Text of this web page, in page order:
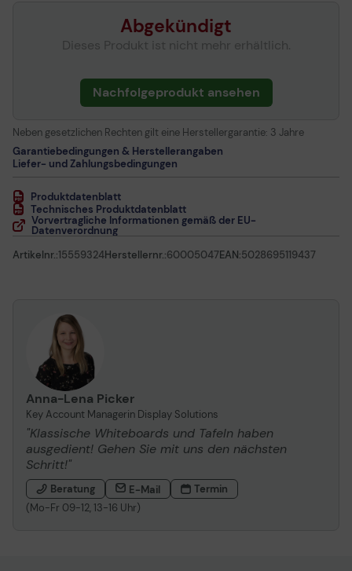
Abgekündigt
Dieses Produkt ist nicht mehr erhältlich.
Nachfolgeprodukt ansehen
Neben gesetzlichen Rechten gilt eine Herstellergarantie: 3 Jahre
Garantiebedingungen & Herstellerangaben
Liefer- und Zahlungsbedingungen
Produktdatenblatt
Technisches Produktdatenblatt
Vorvertragliche Informationen gemäß der EU-
Datenverordnung
Artikelnr.:15559324Herstellernr.:60005047EAN:5028695119437
Anna-Lena Picker
Key Account Managerin Display Solutions
"Klassische Whiteboards und Tafeln haben
ausgedient! Gehen Sie mit uns den nächsten
Schritt!"
Beratung E-Mail
Termin
(Mo-Fr 09-12, 13-16 Uhr)